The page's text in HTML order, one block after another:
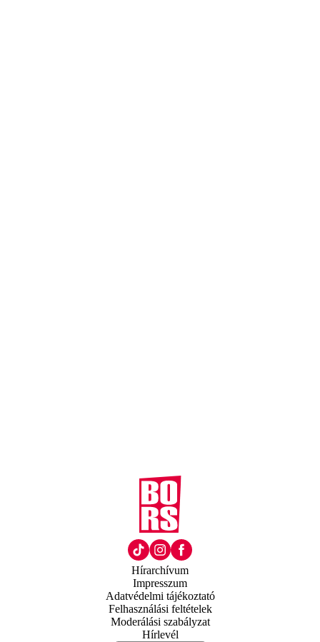
Hírarchívum
Impresszum
Adatvédelmi tájékoztató
Felhasználási feltételek
Moderálási szabályzat
Hírlevél